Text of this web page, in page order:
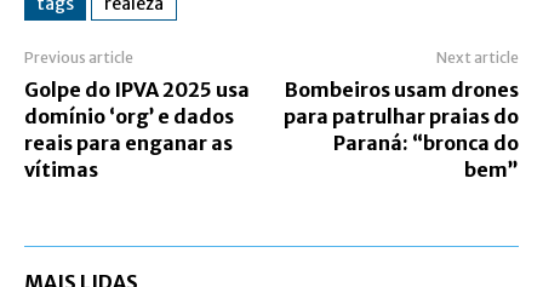
Previous article
Golpe do IPVA 2025 usa
domínio ‘org’ e dados
reais para enganar as
vítimas
Next article
Bombeiros usam drones
para patrulhar praias do
Paraná: “bronca do
bem”
MAIS LIDAS